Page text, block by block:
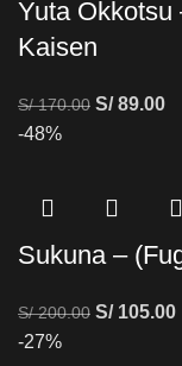
Yuta Okkotsu
Kaisen
S/170.00 S/89.00
-48%
Sukuna –
S/200.00 S/105.00
-27%